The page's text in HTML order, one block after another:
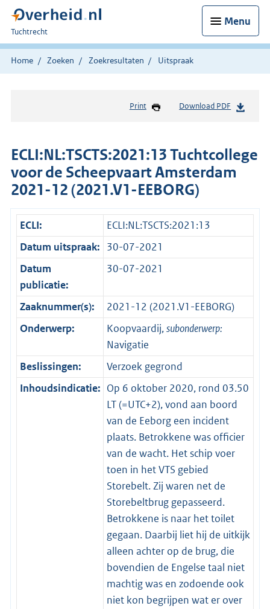
Menu
U
bent
hier:
Tuchtrecht
Home Zoeken Zoekresultaten Uitspraak
Print Download PDF
ECLI:NL:TSCTS:2021:13 Tuchtcollege
voor de Scheepvaart Amsterdam
2021-12 (2021.V1-EEBORG)
ECLI:
ECLI:NL:TSCTS:2021:13
Datum uitspraak: 30-07-2021
Datum
publicatie:
30-07-2021
Zaaknummer(s):
2021-12 (2021.V1-EEBORG)
Onderwerp:
Koopvaardij,subonderwerp:
Navigatie
Beslissingen:
Verzoek gegrond
Inhoudsindicatie: Op 6 oktober 2020, rond 03.50
LT (=UTC+2), vond aan boord
van de Eeborg een incident
plaats. Betrokkene was officier
van de wacht. Het schip voer
toen in het VTS gebied
Storebelt. Zij waren net de
Storebeltbrug gepasseerd.
Betrokkene is naar het toilet
gegaan. Daarbij liet hij de uitkijk
alleen achter op de brug, die
bovendien de Engelse taal niet
machtig was en zodoende ook
niet kon begrijpen wat er over